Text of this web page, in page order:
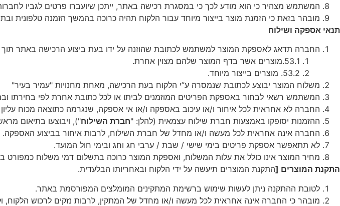
המשתמש מצהיר כי הוא מודע לכך כי במסגרת רכישה באתר, ייתכן שיועברו פרטים לגביו
מובהר בזאת כי הזמנת מוצר בייצור מיוחד עבור הלקוח תהיה כרוכה בהמשך הזמנה טלפונית
תנאי אספקה ושילוח
החברה תדאג לאספקת המוצר למשתמש לכתובת שהוזנה על ידו בעת ביצוע הרכישה באתר תוך
53.1. מוצרים אשר בדף המוצר שלהם מצוין אחרת.
53.2. מוצרים בייצור מיוחד.
משלוח המוצר יבוצע לכתובת שנמסרה ע”י הלקוח בעת הרכישה, מאחת מחנויות "עמיר בעיר"
המשתמש רשאי לבחור באספקת הפריטים המוזמנים לביתו או לכל כתובת אחרת לפי בחירתו
החברה לא אחראית לכל איחור ו/או עיכוב באספקה ו/או אי אספקה, שנגרמה כתוצאה מכוח עליון
ההזמנות יסופקו באמצעות חברת שילוח עצמאית (להלן: "חברת השילוח"), ויבוצעו בתיאום
החברה אינה אחראית לכל מעשה ו/או מחדל של חברת השילוח, לרבות איחור בביצוע האספקה.
לא תתאפשר אספקת פריטים בימי שישי / שבת / ערבי חג וחג ובימי חול המועד.
מחיר המוצר אינו כולל את עלות המשלוח, ואספקת המוצר כרוכה בתשלום דמי משלוח כמפורט
התקנת המוצרים [התקנת המוצרים תיעשה על ידי הלקוח ובאחריותו הבלעדית.
לטובת ההתקנה ניתן לעשות שימוש ברשימת המתקינים המומלצים המפורסמת באתר.
מובהר כי החברה אינה אחראית לכל מעשה ו/או מחדל של המתקין, לרבות נזקים לרכוש הלקוח,